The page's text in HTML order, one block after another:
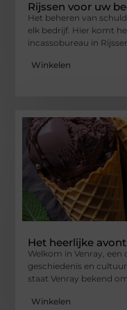
Rijssen voor uw
Het beheren van
elk bedrijf. Hier komt
incassobureau in
Winkelen
Het heerlijke
Welkom in Venray,
geschiedenis en
staat Venray bekend
Winkelen